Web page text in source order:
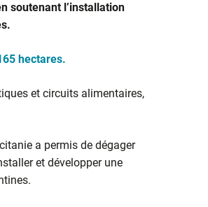
soutenant l’installation
hectares.
et circuits alimentaires,
a permis de dégager
et développer une